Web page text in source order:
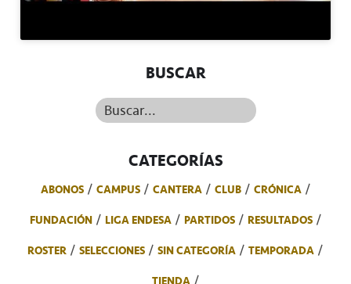
BUSCAR
Buscar...
CATEGORÍAS
ABONOS CAMPUS CANTERA CLUB
CRÓNICA
FUNDACIÓN
LIGA ENDESA PARTIDOS
RESULTADOS
ROSTER
SELECCIONES SIN CATEGORÍA
TEMPORADA